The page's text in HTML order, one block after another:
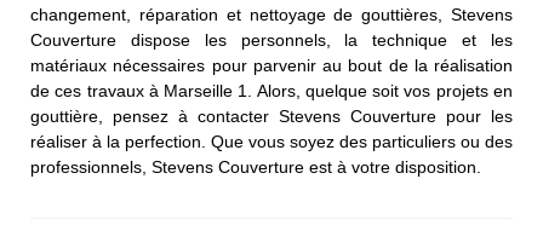
changement, réparation et nettoyage de gouttières, Stevens
Couverture dispose les personnels, la technique et les
matériaux nécessaires pour parvenir au bout de la réalisation
de ces travaux à Marseille 1. Alors, quelque soit vos projets en
gouttière, pensez à contacter Stevens Couverture pour les
réaliser à la perfection. Que vous soyez des particuliers ou des
professionnels, Stevens Couverture est à votre disposition.